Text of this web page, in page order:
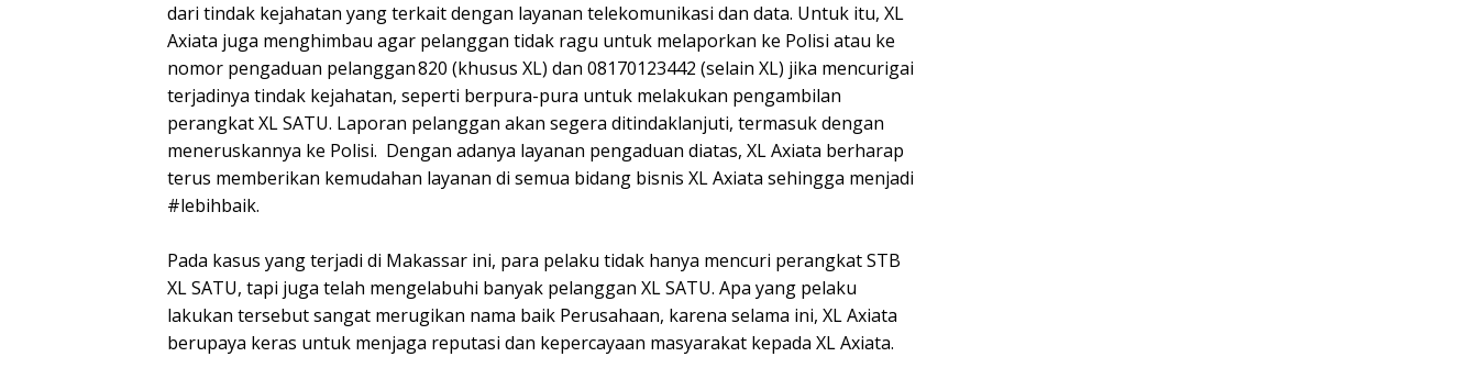
dari tindak kejahatan yang terkait dengan layanan telekomunikasi dan data. Untuk itu, XL
Axiata juga menghimbau agar pelanggan tidak ragu untuk melaporkan ke Polisi atau ke
nomor pengaduan pelanggan 820 (khusus XL) dan 08170123442 (selain XL) jika mencurigai
terjadinya tindak kejahatan, seperti berpura-pura untuk melakukan pengambilan
perangkat XL SATU. Laporan pelanggan akan segera ditindaklanjuti, termasuk dengan
meneruskannya ke Polisi. Dengan adanya layanan pengaduan diatas, XL Axiata berharap
terus memberikan kemudahan layanan di semua bidang bisnis XL Axiata sehingga menjadi
#lebihbaik.
Pada kasus yang terjadi di Makassar ini, para pelaku tidak hanya mencuri perangkat STB
XL SATU, tapi juga telah mengelabuhi banyak pelanggan XL SATU. Apa yang pelaku
lakukan tersebut sangat merugikan nama baik Perusahaan, karena selama ini, XL Axiata
berupaya keras untuk menjaga reputasi dan kepercayaan masyarakat kepada XL Axiata.